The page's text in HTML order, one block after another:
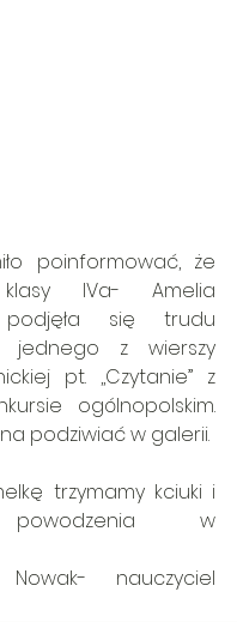
poinformować, że
IVa- Amelia
podjęła się trudu
jednego z wierszy
pt. ,,Czytanie” z
ogólnopolskim.
podziwiać w galerii.
trzymamy kciuki i
powodzenia w
nauczyciel